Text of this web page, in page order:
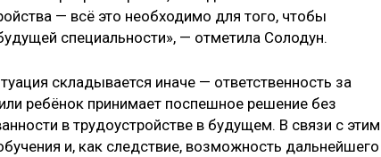
— всё это необходимо для того, чтобы
специальности», — отметила Солодун.
складывается иначе — ответственность за
ребёнок принимает поспешное решение без
в трудоустройстве в будущем. В связи с этим
и, как следствие, возможность дальнейшего